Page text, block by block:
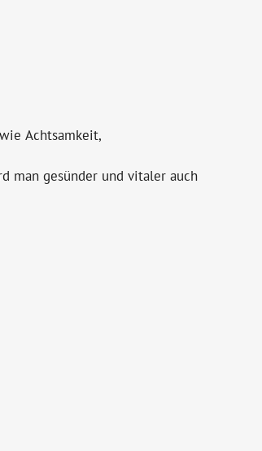
Achtsamkeit,
man gesünder und vitaler auch